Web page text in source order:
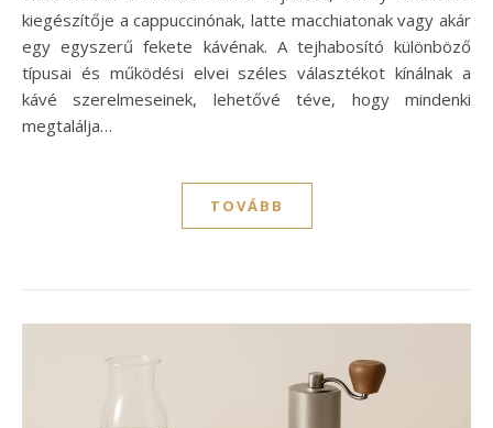
kiegészítője a cappuccinónak, latte macchiatonak vagy akár
egy egyszerű fekete kávénak. A tejhabosító különböző
típusai és működési elvei széles választékot kínálnak a
kávé szerelmeseinek, lehetővé téve, hogy mindenki
megtalálja…
TOVÁBB